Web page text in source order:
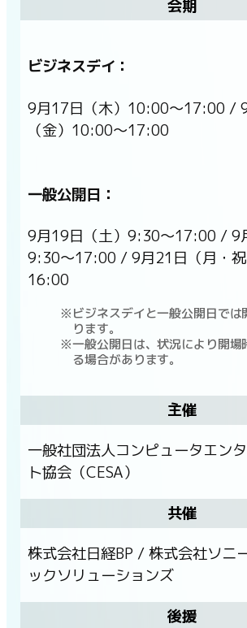
会期
ビジネスデイ：
9月17日（木）10:00〜17:00 /
（金）10:00〜17:00
一般公開日：
9月19日（土）9:30〜17:00 / 9
9:30〜17:00 / 9月21日（月・
16:00
ビジネスデイと一般公開日では
ります。
一般公開日は、状況により開場
る場合があります。
主催
一般社団法人コンピュータエン
ト協会（CESA）
共催
株式会社日経BP / 株式会社ソニ
ックソリューションズ
後援